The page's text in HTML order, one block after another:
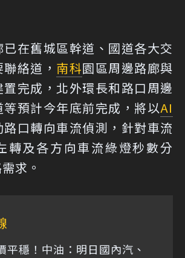
在舊城區幹道、國道各大交
絡道， 南科園區周邊路廊與
完成，北外環長和路口周邊
預計今年底前完成，將以AI
口轉向車流偵測，針對車流
轉及各方向車流綠燈秒數分
求。
平穩！中油：明日國內汽、